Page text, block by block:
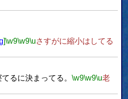
\w9\w9\uさすがに縮小はしてる
てるに決まってる。 \w9\w9\u老